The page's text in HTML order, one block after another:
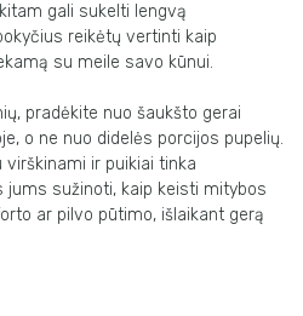
gali sukelti lengvą
reikėtų vertinti kaip
su meile savo kūnui.
pradėkite nuo šaukšto gerai
o ne nuo didelės porcijos pupelių.
virškinami ir puikiai tinka
jums sužinoti, kaip keisti mitybos
ar pilvo pūtimo, išlaikant gerą